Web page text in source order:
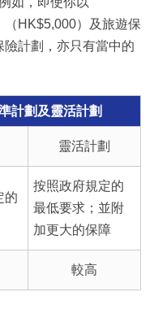
HK$5,000）及旅遊保
計劃，亦只有當中的
計劃及靈活計劃
靈活計劃
的
按照政府規定的
最低要求；並附
加更大的保障
較高